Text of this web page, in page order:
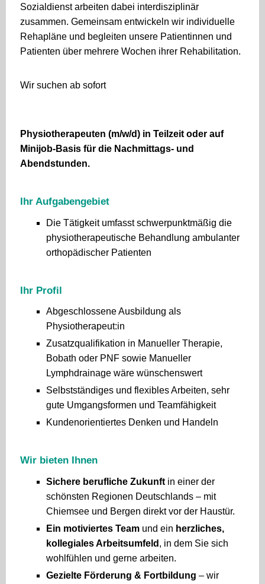
Sozialdienst arbeiten dabei interdisziplinär
zusammen. Gemeinsam entwickeln wir individuelle
Rehapläne und begleiten unsere Patientinnen und
Patienten über mehrere Wochen ihrer Rehabilitation.
Wir suchen ab sofort
Physiotherapeuten (m/w/d) in Teilzeit oder auf
Minijob-Basis für die Nachmittags- und
Abendstunden.
Ihr Aufgabengebiet
Die Tätigkeit umfasst schwerpunktmäßig die
physiotherapeutische Behandlung ambulanter
orthopädischer Patienten
Ihr Profil
Abgeschlossene Ausbildung als
Physiotherapeut:in
Zusatzqualifikation in Manueller Therapie,
Bobath oder PNF sowie Manueller
Lymphdrainage wäre wünschenswert
Selbstständiges und flexibles Arbeiten, sehr
gute Umgangsformen und Teamfähigkeit
Kundenorientiertes Denken und Handeln
Wir bieten Ihnen
Sichere berufliche Zukunftin einer der
schönsten Regionen Deutschlands – mit
Chiemsee und Bergen direkt vor der Haustür.
Ein motiviertes Team und ein herzliches,
kollegiales Arbeitsumfeld , in dem Sie sich
wohlfühlen und gerne arbeiten.
Gezielte Förderung & Fortbildung – wir